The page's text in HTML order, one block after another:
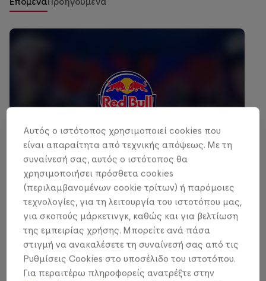
Red Bull Gym Clash 2026
10 Οκτωβρίου 2026
Athens, Greece
Αυτός ο ιστότοπος χρησιμοποιεί cookies που
είναι απαραίτητα από τεχνικής απόψεως. Με τη
συναίνεσή σας, αυτός ο ιστότοπος θα
χρησιμοποιήσει πρόσθετα cookies
(περιλαμβανομένων cookie τρίτων) ή παρόμοιες
τεχνολογίες, για τη λειτουργία του ιστοτόπου μας,
για σκοπούς μάρκετινγκ, καθώς και για βελτίωση
της εμπειρίας χρήσης. Μπορείτε ανά πάσα
στιγμή να ανακαλέσετε τη συναίνεσή σας από τις
Ρυθμίσεις Cookies στο υποσέλιδο του ιστοτόπου.
Για περαιτέρω πληροφορείς ανατρέξτε στην